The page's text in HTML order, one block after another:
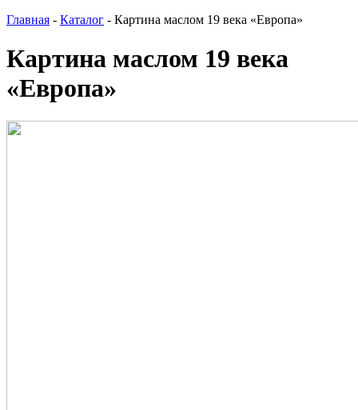
Главная - Каталог - Картина маслом 19 века «Европа»
Картина маслом 19 века
«Европа»